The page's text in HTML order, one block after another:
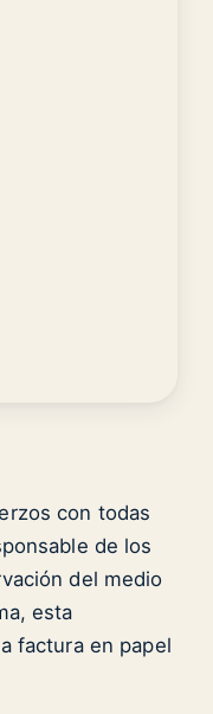
con todas
de los
del medio
esta
factura en papel